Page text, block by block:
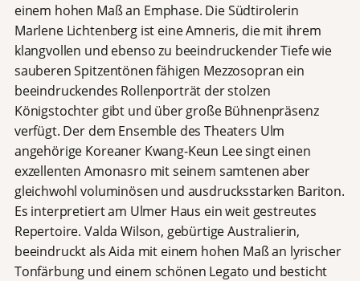
einem hohen Maß an Emphase. Die Südtirolerin
Marlene Lichtenberg ist eine Amneris, die mit ihrem
klangvollen und ebenso zu beeindruckender Tiefe wie
sauberen Spitzentönen fähigen Mezzosopran ein
beeindruckendes Rollenporträt der stolzen
Königstochter gibt und über große Bühnenpräsenz
verfügt. Der dem Ensemble des Theaters Ulm
angehörige Koreaner Kwang-Keun Lee singt einen
exzellenten Amonasro mit seinem samtenen aber
gleichwohl voluminösen und ausdrucksstarken Bariton.
Es interpretiert am Ulmer Haus ein weit gestreutes
Repertoire. Valda Wilson, gebürtige Australierin,
beeindruckt als Aida mit einem hohen Maß an lyrischer
Tonfärbung und einem schönen Legato und besticht